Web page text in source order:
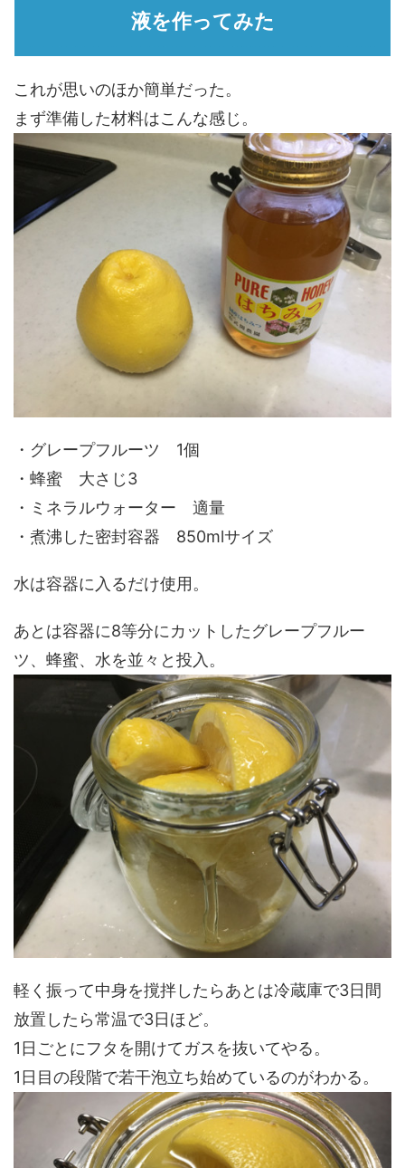
液を作ってみた
これが思いのほか簡単だった。
まず準備した材料はこんな感じ。
・グレープフルーツ 1個
・蜂蜜 大さじ3
・ミネラルウォーター 適量
・煮沸した密封容器 850mlサイズ
水は容器に入るだけ使用。
あとは容器に8等分にカットしたグレープフルー
ツ、蜂蜜、水を並々と投入。
軽く振って中身を撹拌したらあとは冷蔵庫で3日間
放置したら常温で3日ほど。
1日ごとにフタを開けてガスを抜いてやる。
1日目の段階で若干泡立ち始めているのがわかる。